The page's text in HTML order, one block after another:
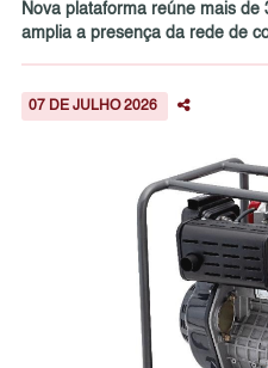
Nova plataforma reúne mais
amplia a presença da rede de
07 DE JULHO 2026